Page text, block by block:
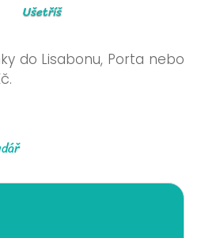
Ušetříš
do Lisabonu, Porta nebo